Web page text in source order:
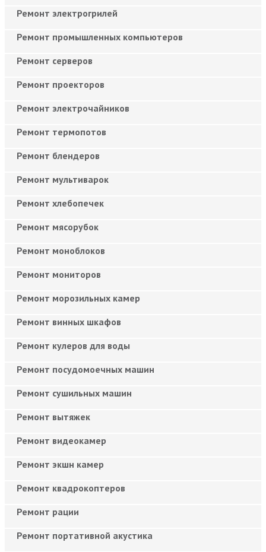
Ремонт электрогрилей
Ремонт промышленных компьютеров
Ремонт серверов
Ремонт проекторов
Ремонт электрочайников
Ремонт термопотов
Ремонт блендеров
Ремонт мультиварок
Ремонт хлебопечек
Ремонт мясорубок
Ремонт моноблоков
Ремонт мониторов
Ремонт морозильных камер
Ремонт винных шкафов
Ремонт кулеров для воды
Ремонт посудомоечных машин
Ремонт сушильных машин
Ремонт вытяжек
Ремонт видеокамер
Ремонт экшн камер
Ремонт квадрокоптеров
Ремонт рации
Ремонт портативной акустика